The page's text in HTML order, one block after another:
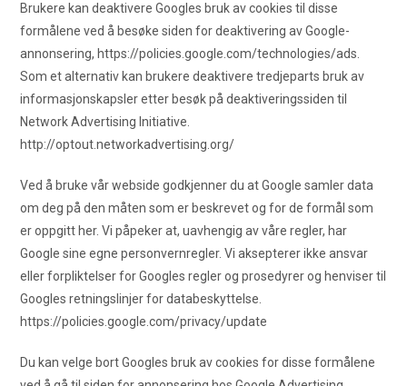
Brukere kan deaktivere Googles bruk av cookies til disse
formålene ved å besøke siden for deaktivering av Google-
annonsering, https://policies.google.com/technologies/ads.
Som et alternativ kan brukere deaktivere tredjeparts bruk av
informasjonskapsler etter besøk på deaktiveringssiden til
Network Advertising Initiative.
http://optout.networkadvertising.org/
Ved å bruke vår webside godkjenner du at Google samler data
om deg på den måten som er beskrevet og for de formål som
er oppgitt her. Vi påpeker at, uavhengig av våre regler, har
Google sine egne personvernregler. Vi aksepterer ikke ansvar
eller forpliktelser for Googles regler og prosedyrer og henviser til
Googles retningslinjer for databeskyttelse.
https://policies.google.com/privacy/update
Du kan velge bort Googles bruk av cookies for disse formålene